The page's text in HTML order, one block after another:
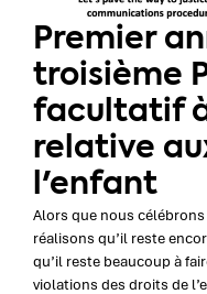
Premier
troisième
facultatif
relative
l'enfant
Alors que nous célébrons
réalisons qu’il reste
qu’il reste beaucoup à
violations des droits de